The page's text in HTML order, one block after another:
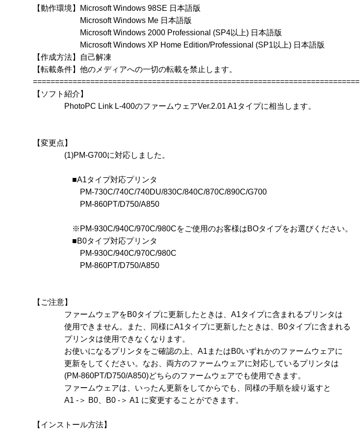
【動作環境】Microsoft Windows 98SE 日本語版
Microsoft Windows Me 日本語版
Microsoft Windows 2000 Professional (SP4以上) 日本語版
Microsoft Windows XP Home Edition/Professional (SP1以上) 日本語版
【作成方法】自己解凍
【転載条件】他のメディアへの一切の転載を禁止します。
==========================================================================
【ソフト紹介】
PhotoPC Link L-400のファームウェアVer.2.01 A1タイプに相当します。
【変更点】
(1)PM-G700に対応しました。
■A1タイプ対応プリンタ
PM-730C/740C/740DU/830C/840C/870C/890C/G700
PM-860PT/D750/A850
※PM-930C/940C/970C/980Cをご使用のお客様はBOタイプをお選びください。
■B0タイプ対応プリンタ
PM-930C/940C/970C/980C
PM-860PT/D750/A850
【ご注意】
ファームウェアをB0タイプに更新したときは、A1タイプに含まれるプリンタは
使用できません。また、同様にA1タイプに更新したときは、B0タイプに含まれる
プリンタは使用できなくなります。
お使いになるプリンタをご確認の上、A1またはB0いずれかのファームウェアに
更新をしてください。なお、両方のファームウェアに対応しているプリンタは
(PM-860PT/D750/A850)どちらのファームウェアでも使用できます。
ファームウェアは、いったん更新をしてからでも、同様の手順を繰り返すと
A1 -＞ B0、B0 -＞ A1 に変更することができます。
【インストール方法】